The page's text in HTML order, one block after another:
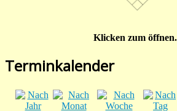
Klicken zum
Terminkalender